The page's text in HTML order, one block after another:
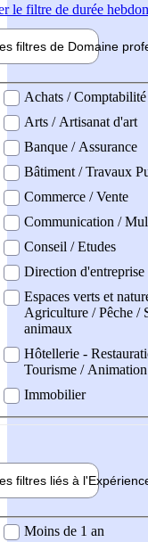
le filtre de durée
filtres de Domaine pro
professionel
Achats /
Arts / Artisanat d'art
Banque / Assurance
Bâtiment / Travaux
Commerce / Vente
Communication /
Conseil / Etudes
Direction d'entreprise
Espaces verts et
Agriculture / Pêche /
animaux
Hôtellerie -
Tourisme / Animation
Immobilier
filtres liés à l'
demandée
Moins de 1 an